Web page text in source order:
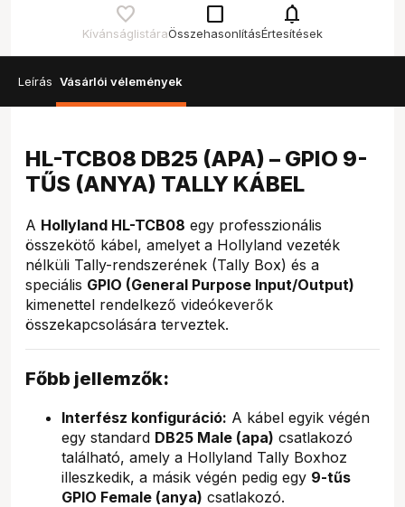
Kívánságlistára
check_box_outline_blank
Összehasonlítás
notifications
Értesítések
Leírás Vásárlói vélemények
HL-TCB08 DB25 (APA) – GPIO 9-
TŰS (ANYA) TALLY KÁBEL
A Hollyland HL-TCB08 egy professzionális
összekötő kábel, amelyet a Hollyland vezeték
nélküli Tally-rendszerének (Tally Box) és a
speciális GPIO (General Purpose Input/Output)
kimenettel rendelkező videókeverők
összekapcsolására terveztek.
Főbb jellemzők:
Interfész konfiguráció: A kábel egyik végén
egy standard DB25 Male (apa) csatlakozó
található, amely a Hollyland Tally Boxhoz
illeszkedik, a másik végén pedig egy 9-tűs
GPIO Female (anya) csatlakozó.